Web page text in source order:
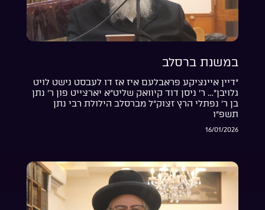
במשנת ברסלב
“דיין איינציקע פראבלעם איז אז דו לעבסט נישט לויט
גלויבן”… ר’ ניסן דוד קיוואק שליט”א יארצייט פון ר’ נתן
בן ר’ נפתלי הרץ זצוק”ל מברסלב הילולת רבי נתן
תשפ”ו
16/01/2026